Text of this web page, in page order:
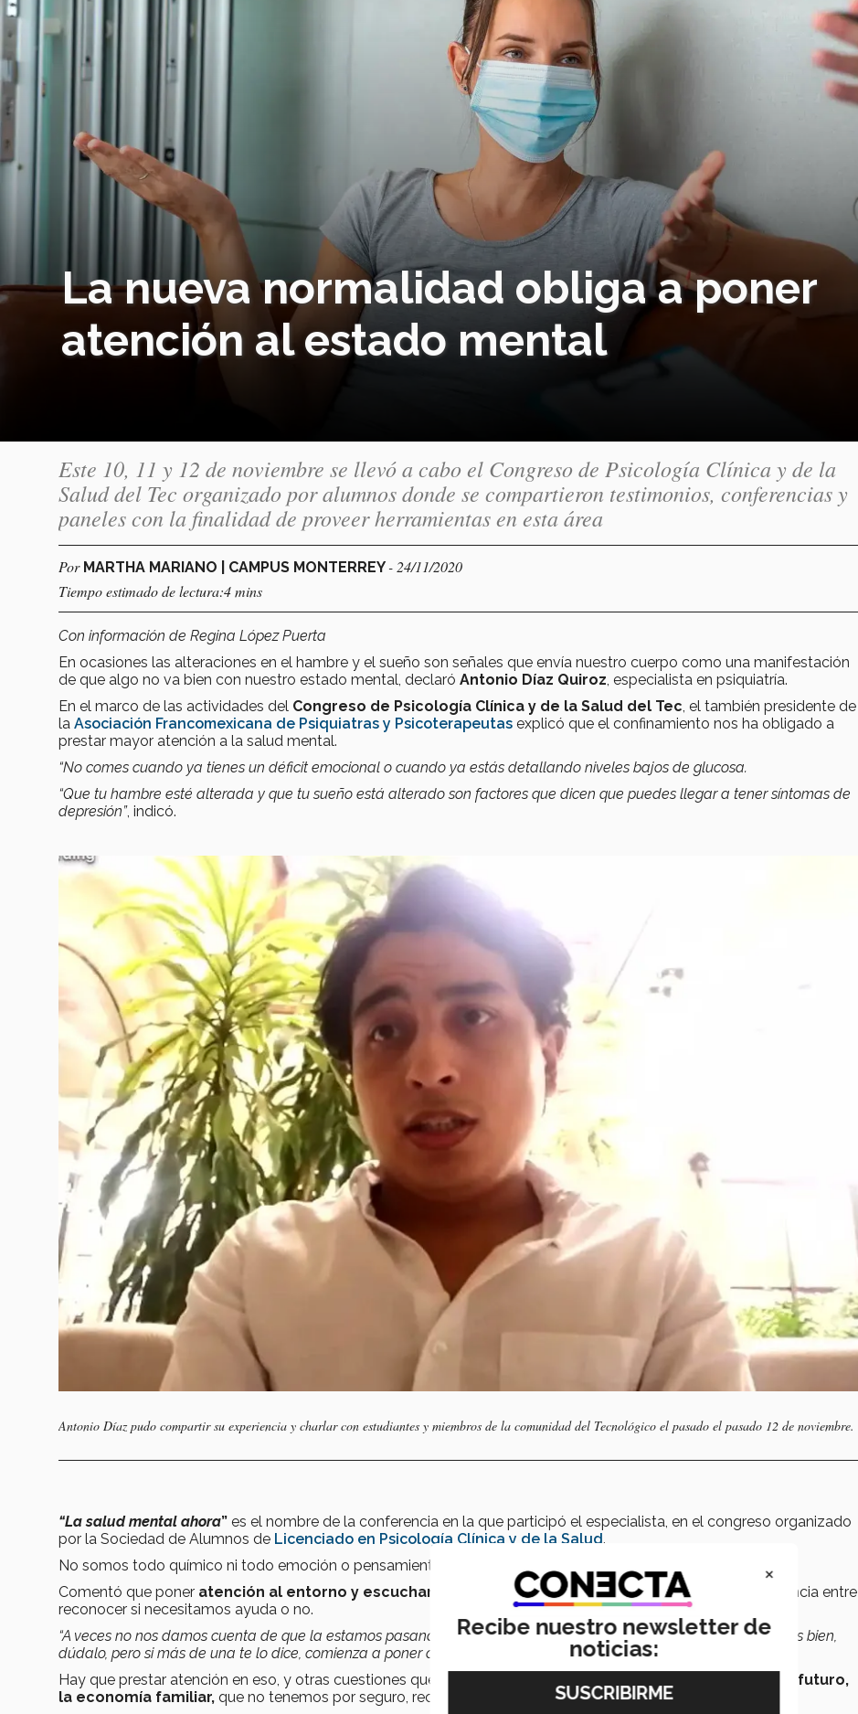
La nueva normalidad obliga a poner
atención al estado mental
Este 10, 11 y 12 de noviembre se llevó a cabo el Congreso de Psicología Clínica y de la
Salud del Tec organizado por alumnos donde se compartieron testimonios, conferencias y
paneles con la finalidad de proveer herramientas en esta área
Por MARTHA MARIANO | CAMPUS MONTERREY- 24/11/2020
Tiempo estimado de lectura:4 mins
Con información de Regina López Puerta
En ocasiones las alteraciones en el hambre y el sueño son señales que envía nuestro cuerpo como una manifestación
de que algo no va bien con nuestro estado mental, declaró Antonio Díaz Quiroz , especialista en psiquiatría.
En el marco de las actividades del Congreso de Psicología Clínica y de la Salud del Tec , el también presidente de
la Asociación Francomexicana de Psiquiatras y Psicoterapeutas explicó que el confinamiento nos ha obligado a
prestar mayor atención a la salud mental.
“No comes cuando ya tienes un déficit emocional o cuando ya estás detallando niveles bajos de glucosa.
“Que tu hambre esté alterada y que tu sueño está alterado son factores que dicen que puedes llegar a tener síntomas de
depresión”, indicó.
Antonio Díaz pudo compartir su experiencia y charlar con estudiantes y miembros de la comunidad del Tecnológico el pasado el pasado 12 de noviembre.
“La salud mental ahora” es el nombre de la conferencia en la que participó el especialista, en el congreso organizado
por la Sociedad de Alumnos de Licenciado en Psicología Clínica y de la Salud.
No somos todo químico ni todo emoción o pensamientos, somos de los dos, agregó Díaz.
Comentó que poner atención al entorno y escuchar a las personas cerca de élpodría marcar la diferencia entre
reconocer si necesitamos ayuda o no.
“A veces no nos damos cuenta de que la estamos pasando mal así que cuando una persona te diga que no te ves bien,
dúdalo, pero si más de una te lo dice, comienza a poner atención”
Hay que prestar atención en eso, y otras cuestiones que no podemos controlar, como la
incertidumbre y el futuro,
la economía familiar, que no tenemos por seguro, reconoció.
×
Recibe nuestro newsletter de
noticias: